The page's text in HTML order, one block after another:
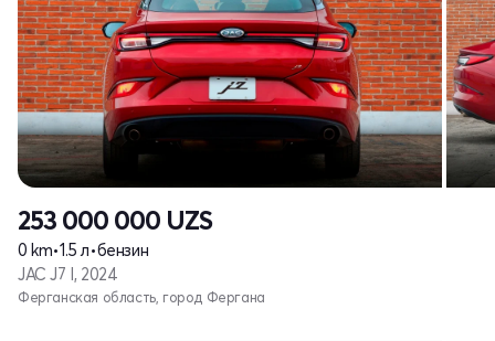
253 000 000 UZS
0 km•1.5 л•бензин
JAC J7 I, 2024
Ферганская область, город Фергана